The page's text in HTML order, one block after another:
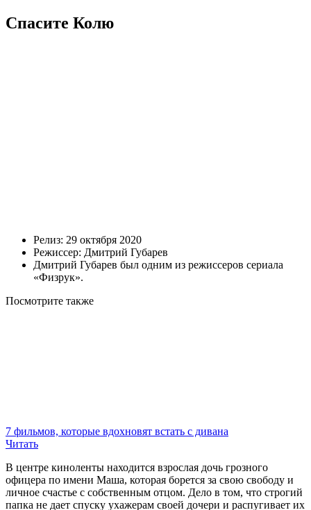
Спасите Колю
Релиз: 29 октября 2020
Режиссер: Дмитрий Губарев
Дмитрий Губарев был одним из режиссеров сериала
«Физрук».
Посмотрите также
7 фильмов, которые вдохновят встать с дивана
Читать
В центре киноленты находится взрослая дочь грозного
офицера по имени Маша, которая борется за свою свободу и
личное счастье с собственным отцом. Дело в том, что строгий
папка не дает спуску ухажерам своей дочери и распугивает их